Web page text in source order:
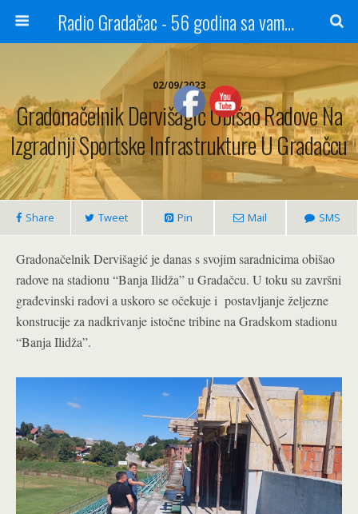
Radio Gradačac - 56 godina sa vama...
02/09/2023
Gradonačelnik Dervišagić Obišao Radove Na
Izgradnji Sportske Infrastrukture U Gradačcu
Share Tweet Pin Mail SMS
Gradonačelnik Dervišagić je danas s svojim saradnicima obišao
radove na stadionu “Banja Ilidža” u Gradačcu. U toku su završni
građevinski radovi a uskoro se očekuje i postavljanje željezne
konstrucije za nadkrivanje istočne tribine na Gradskom stadionu
“Banja Ilidža”.